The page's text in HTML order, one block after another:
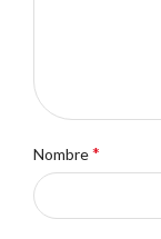
Nombre*